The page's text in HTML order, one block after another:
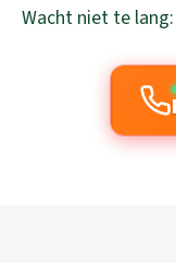
Wacht niet te